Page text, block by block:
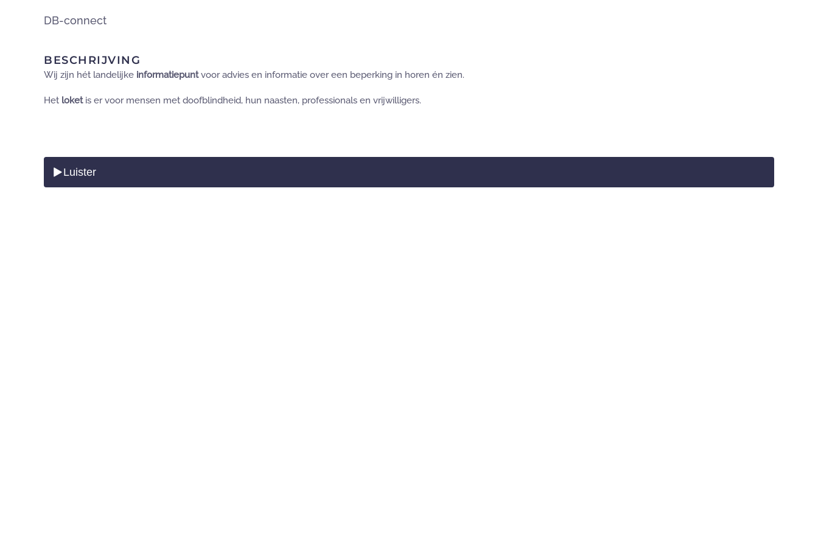
DB-connect
BESCHRIJVING
Wij zijn hét landelijke informatiepuntvoor advies en informatie over een beperking in horen én zien.
Het loketis er voor mensen met doofblindheid, hun naasten, professionals en vrijwilligers.
Luister